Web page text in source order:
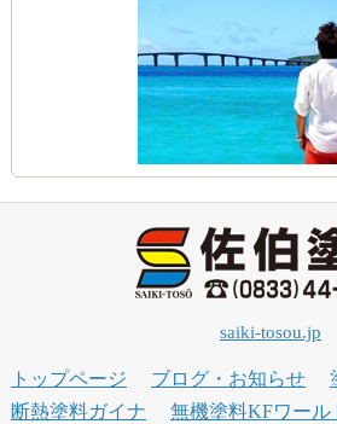
saiki-tosou.jp
トップページ ブログ・お知らせ
断熱塗料ガイナ
無機塗料KFワール